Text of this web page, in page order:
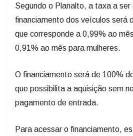
Segundo o Planalto, a taxa a ser
financiamento dos veículos será
que corresponde a 0,99% ao
0,91% ao mês para mulheres.
O financiamento será de 100%
que possibilita a aquisição sem
pagamento de entrada.
Para acessar o financiamento,